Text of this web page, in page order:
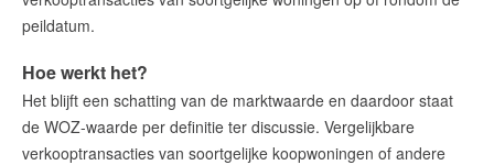
English?
peildatum.
Hoe werkt het?
Het blijft een schatting van de marktwaarde en daardoor staat
de WOZ-waarde per definitie ter discussie. Vergelijkbare
verkooptransacties van soortgelijke koopwoningen of andere